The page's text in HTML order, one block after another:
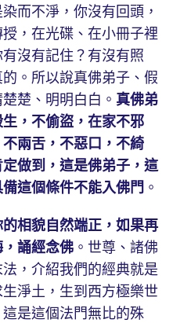
而不淨，你沒有回頭，
，在光碟、在小冊子裡
沒有記住？有沒有照
。所以說真佛弟子、假
楚、明明白白。 真佛弟
，不偷盜，在家不邪
兩舌，不惡口，不綺
做到，這是佛弟子，這
這個條件不能入佛門 。
相貌自然端正，如果再
誦經念佛 。世尊、諸佛
，介紹我們的經典就是
淨土，生到西方極樂世
是這個法門無比的殊